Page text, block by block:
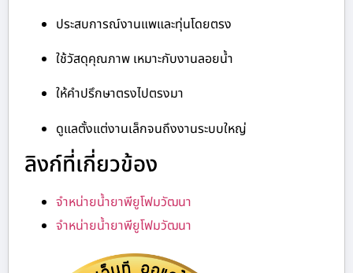
ประสบการณ์งานแพและทุ่นโดยตรง
ใช้วัสดุคุณภาพ เหมาะกับงานลอยน้ำ
ให้คำปรึกษาตรงไปตรงมา
ดูแลตั้งแต่งานเล็กจนถึงงานระบบใหญ่
ลิงก์ที่เกี่ยวข้อง
จำหน่ายน้ำยาพียูโฟมวัฒนา
จำหน่ายน้ำยาพียูโฟมวัฒนา